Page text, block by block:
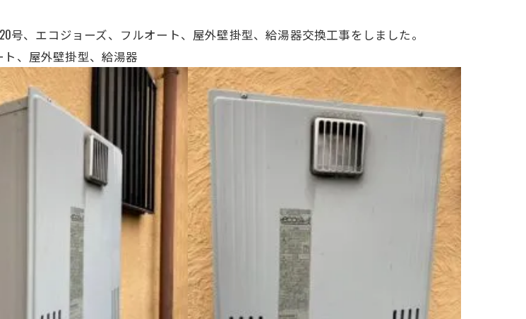
号、エコジョーズ、フルオート、屋外壁掛型、給湯器交換工事をしました。
ト、屋外壁掛型、給湯器